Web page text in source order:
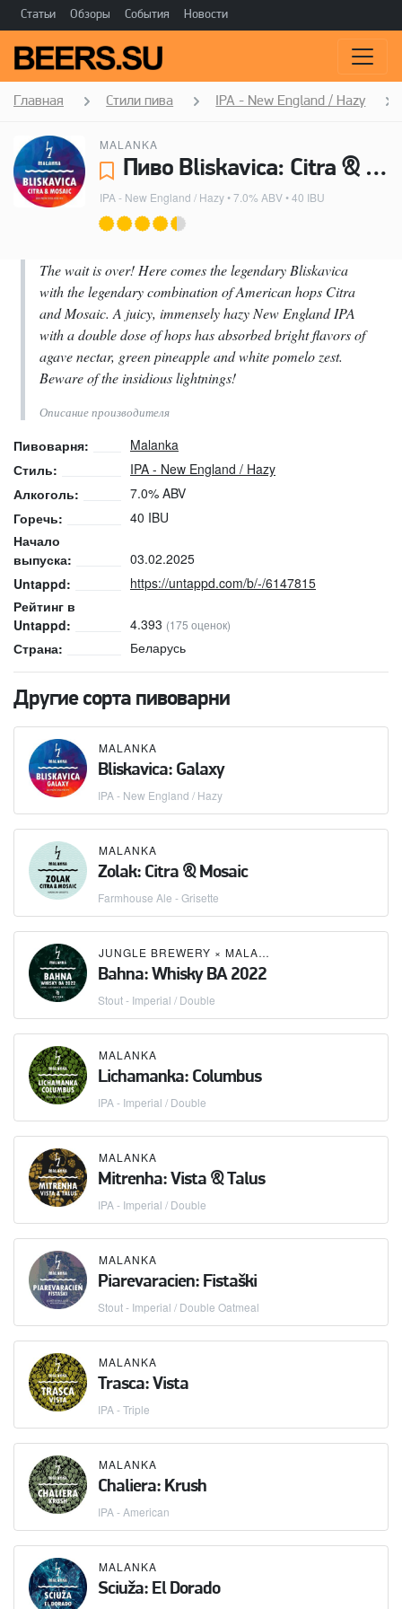
Статьи Обзоры События Новости
Главная Стили пива IPA - New England / Hazy
MALANKA
Пиво Bliskavica: Citra & Mosaic - Malanka
IPA - New England / Hazy• 7.0% ABV • 40 IBU
The wait is over! Here comes the legendary Bliskavica
with the legendary combination of American hops Citra
and Mosaic. A juicy, immensely hazy New England IPA
with a double dose of hops has absorbed bright flavors of
agave nectar, green pineapple and white pomelo zest.
Beware of the insidious lightnings!
Описание производителя
Пивоварня:
Malanka
Стиль:
IPA - New England / Hazy
Алкоголь:
7.0% ABV
Горечь:
40 IBU
Начало
выпуска:
03.02.2025
Untappd:
https://untappd.com/b/-/6147815
Рейтинг в
Untappd:
4.393 (175 оценок)
Страна: Беларусь
Другие сорта пивоварни
MALANKA
Bliskavica: Galaxy
IPA - New England / Hazy
MALANKA
Zolak: Citra & Mosaic
Farmhouse Ale - Grisette
JUNGLE BREWERY × MALANKA
Bahna: Whisky BA 2022
Stout - Imperial / Double
MALANKA
Lichamanka: Columbus
IPA - Imperial / Double
MALANKA
Mitrenha: Vista & Talus
IPA - Imperial / Double
MALANKA
Piarevaracien: Fistaški
Stout - Imperial / Double Oatmeal
MALANKA
Trasca: Vista
IPA - Triple
MALANKA
Chaliera: Krush
IPA - American
MALANKA
Sciuža: El Dorado